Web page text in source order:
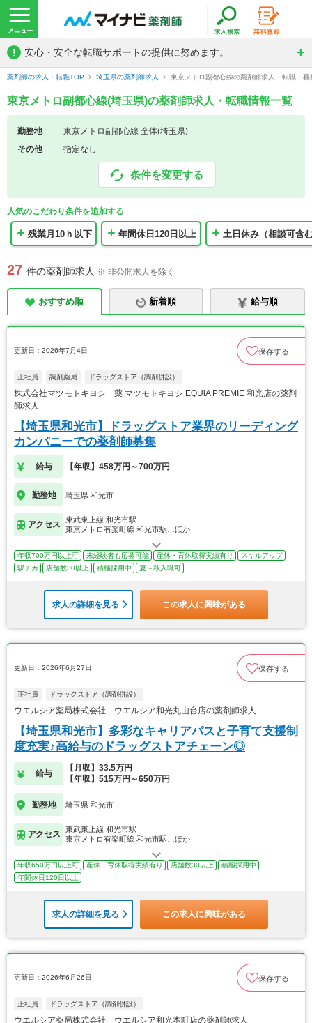
! 安心・安全な転職サポートの提供に努めます。
薬剤師の求人・転職TOP 埼玉県の薬剤師求人 東京メトロ副都心線の薬剤師求人・転職・募
東京メトロ副都心線(埼玉県)の薬剤師求人・転職情報一覧
勤務地
東京メトロ副都心線 全体(埼玉県)
その他
指定なし
条件を変更する
人気のこだわり条件を追加する
残業月10ｈ以下 年間休日120日以上 土日休み（相談可含
27 件の薬剤師求人 ※ 非公開求人を除く
おすすめ順 新着順 給与順
更新日：2026年7月4日 保存する
正社員 調剤薬局 ドラッグストア（調剤併設）
株式会社マツモトキヨシ 薬 マツモトキヨシ EQUiA PREMIE 和光店の薬剤
師求人
【埼玉県和光市】ドラッグストア業界のリーディング
カンパニーでの薬剤師募集
給与 【年収】458万円～700万円
勤務地 埼玉県 和光市
アクセス
東武東上線 和光市駅
東京メトロ有楽町線 和光市駅…ほか
年収700万円以上可 未経験者も応募可能 産休・育休取得実績有り
スキルアップ
駅チカ
店舗数30以上 積極採用中 夏～秋入職可
求人の詳細を見る この求人に興味がある
更新日：2026年6月27日 保存する
正社員 ドラッグストア（調剤併設）
ウエルシア薬局株式会社 ウエルシア和光丸山台店の薬剤師求人
【埼玉県和光市】多彩なキャリアパスと子育て支援制
度充実♪高給与のドラッグストアチェーン◎
給与
【月収】33.5万円
【年収】515万円～650万円
勤務地 埼玉県 和光市
アクセス
東武東上線 和光市駅
東京メトロ有楽町線 和光市駅…ほか
年収650万円以上可 産休・育休取得実績有り 店舗数30以上
積極採用中
年間休日120日以上
求人の詳細を見る この求人に興味がある
更新日：2026年6月26日 保存する
正社員 ドラッグストア（調剤併設）
ウエルシア薬局株式会社 ウエルシア和光本町店の薬剤師求人